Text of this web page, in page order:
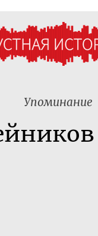
Упоминание